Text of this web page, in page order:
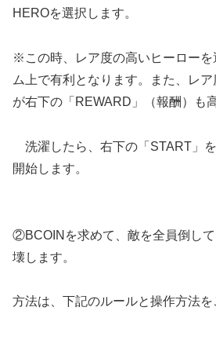
HEROを選択します。
※この時、レア度の高いヒーローを
ム上で有利となります。また、レ
が右下の「REWARD」（報酬）も
洗濯したら、右下の「START」
開始します。
②BCOINを求めて、敵を全員倒し
壊します。
方法は、下記のルールと操作方法を